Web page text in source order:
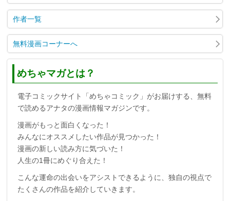
作者一覧
無料漫画コーナーへ
めちゃマガとは？
電子コミックサイト「めちゃコミック」がお届けする、無料
で読めるアナタの漫画情報マガジンです。
漫画がもっと面白くなった！
みんなにオススメしたい作品が見つかった！
漫画の新しい読み方に気づいた！
人生の1冊にめぐり合えた！
こんな運命の出会いをアシストできるように、独自の視点で
たくさんの作品を紹介していきます。